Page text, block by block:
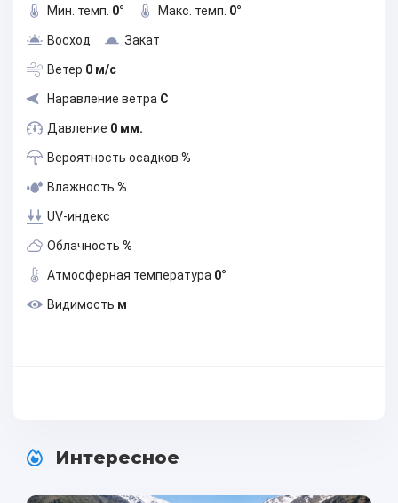
Мин. темп. 0° Макс. темп. 0°
Восход Закат
Ветер 0 м/с
Наравление ветра С
Давление 0 мм.
Вероятность осадков %
Влажность %
UV-индекс
Облачность %
Атмосферная температура 0°
Видимость м
Интересное